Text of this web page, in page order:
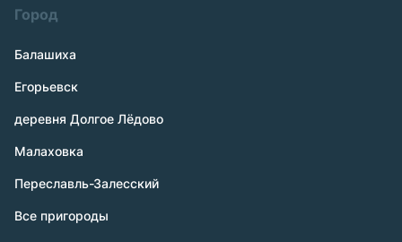
Город
Балашиха
Егорьевск
деревня Долгое Лёдово
Малаховка
Переславль-Залесский
Все пригороды